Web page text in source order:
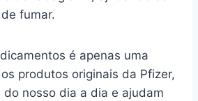
fumar.
é apenas uma
produtos originais da Pfizer,
nosso dia a dia e ajudam